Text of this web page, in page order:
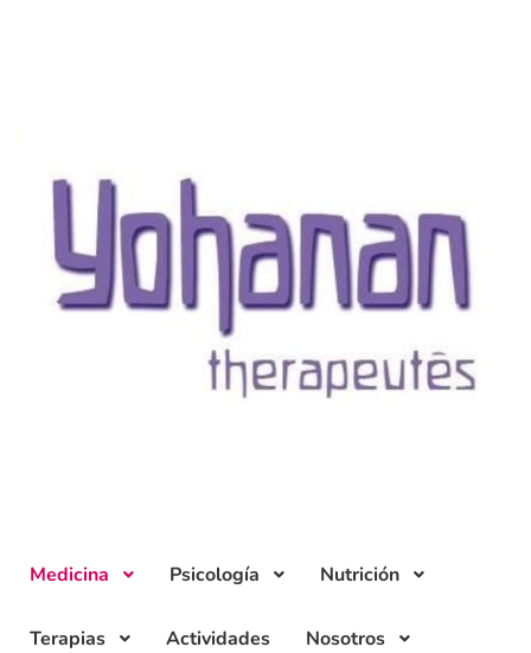
Medicina Psicología Nutrición
Terapias Actividades Nosotros